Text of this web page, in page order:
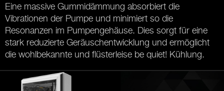
Eine massive Gummidämmung absorbiert die
Vibrationen der Pumpe und minimiert so die
Resonanzen im Pumpengehäuse. Dies sorgt für eine
stark reduzierte Geräuschentwicklung und ermöglicht
die wohlbekannte und flüsterleise be quiet! Kühlung.